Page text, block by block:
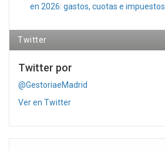
en 2026: gastos, cuotas e impuestos
Twitter
Twitter por
@GestoriaeMadrid
Ver en Twitter